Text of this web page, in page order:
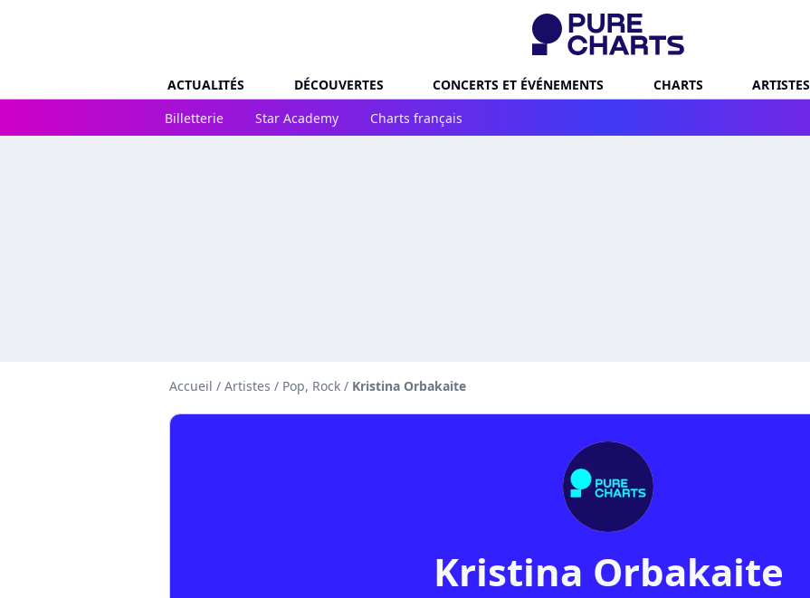
ACTUALITÉS DÉCOUVERTES CONCERTS ET ÉVÉNEMENTS CHARTS ARTISTES
Billetterie
Star Academy Charts français
Accueil / Artistes / Pop, Rock / Kristina Orbakaite
Kristina Orbakaite